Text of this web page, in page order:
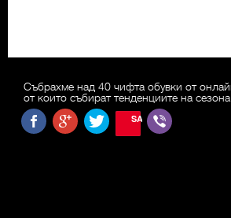
Събрахме над 40 чифта обувки от
от които събират тенденциите на
SAVE